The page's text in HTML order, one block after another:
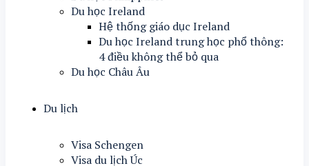
Du học Ireland
Hệ thống giáo dục Ireland
Du học Ireland trung học phổ thông:
4 điều không thể bỏ qua
Du học Châu Âu
Du lịch
Visa Schengen
Visa du lịch Úc